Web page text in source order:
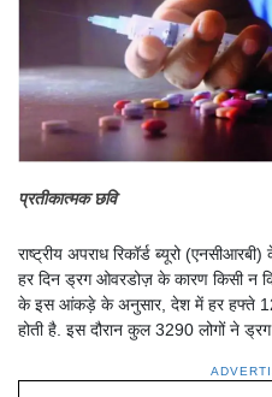
प्रतीकात्मक छवि
राष्ट्रीय अपराध रिकॉर्ड ब्यूरो
हर दिन ड्रग ओवरडोज़ के कारण किसी न
के इस आंकड़े के अनुसार, देश में हर हफ्ते
होती है. इस दौरान कुल 3290 लोगों ने